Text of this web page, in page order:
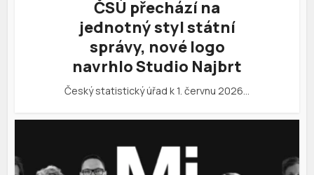
ČSÚ přechází na
jednotný styl státní
správy, nové logo
navrhlo Studio Najbrt
Český statistický úřad k 1. červnu 2026…